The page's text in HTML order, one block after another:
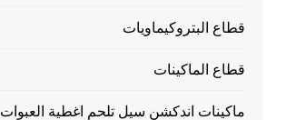
قطاع البتروكيماويات
قطاع الماكينات
ماكينات اندكشن سيل تلحم اغطية العبوات